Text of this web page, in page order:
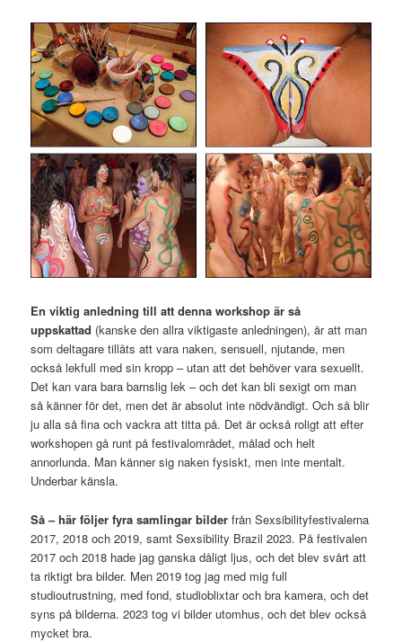
En viktig anledning till att denna workshop är så
uppskattad (kanske den allra viktigaste anledningen), är att man
som deltagare tillåts att vara naken, sensuell, njutande, men
också lekfull med sin kropp – utan att det behöver vara sexuellt.
Det kan vara bara barnslig lek – och det kan bli sexigt om man
så känner för det, men det är absolut inte nödvändigt. Och så blir
ju alla så fina och vackra att titta på. Det är också roligt att efter
workshopen gå runt på festivalområdet, målad och helt
annorlunda. Man känner sig naken fysiskt, men inte mentalt.
Underbar känsla.
Så – här följer fyra samlingar bilder från Sexsibilityfestivalerna
2017, 2018 och 2019, samt Sexsibility Brazil 2023. På festivalen
2017 och 2018 hade jag ganska dåligt ljus, och det blev svårt att
ta riktigt bra bilder. Men 2019 tog jag med mig full
studioutrustning, med fond, studioblixtar och bra kamera, och det
syns på bilderna. 2023 tog vi bilder utomhus, och det blev också
mycket bra.